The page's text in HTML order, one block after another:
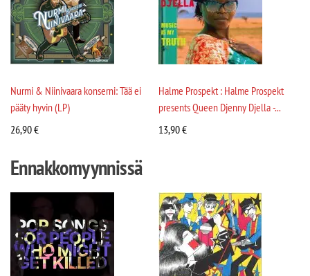
Nurmi & Niinivaara konserni: Tää ei
pääty hyvin (LP)
26,90€
Halme Prospekt : Halme Prospekt
presents Queen Djenny Djella -...
13,90€
Ennakkomyynnissä